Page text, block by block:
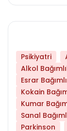
Psikiyatri
Alkol
Esrar
Kokain
Kumar
Sanal
Parkinson